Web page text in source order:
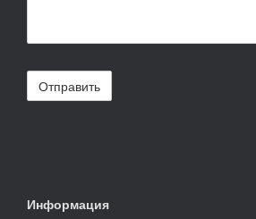
Информация